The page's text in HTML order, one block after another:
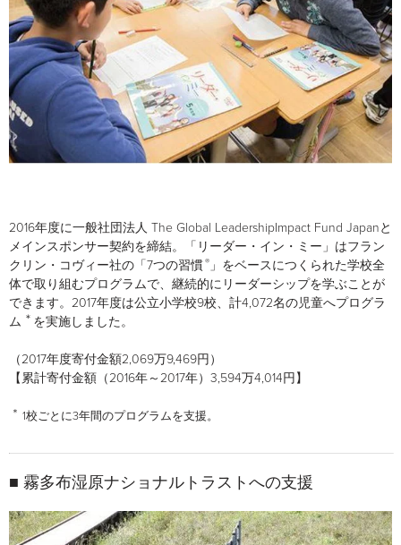
2016年度に一般社団法人 The Global LeadershipImpact Fund Japanと
メインスポンサー契約を締結。「リーダー・イン・ミー」はフラン
クリン・コヴィー社の「7つの習慣® 」をベースにつくられた学校全
体で取り組むプログラムで、継続的にリーダーシップを学ぶことが
できます。2017年度は公立小学校9校、計4,072名の児童へプログラ
ム ＊ を実施しました。
（2017年度寄付金額2,069万9,469円）
【累計寄付金額（2016年～2017年）3,594万4,014円】
＊ 1校ごとに3年間のプログラムを支援。
■ 霧多布湿原ナショナルトラストへの支援